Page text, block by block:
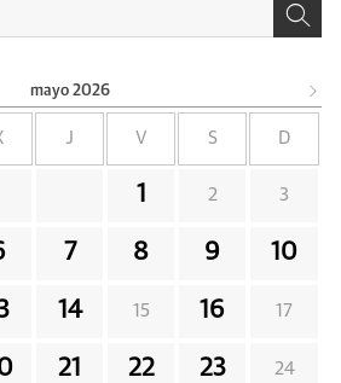
mayo 2026
J V S D
1 2 3
7 8 9 10
14 15 16 17
21 22 23 24